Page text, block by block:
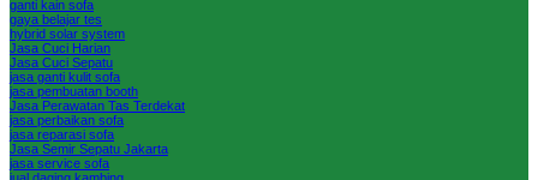
ganti kain sofa
gaya belajar tes
hybrid solar system
Jasa Cuci Harian
Jasa Cuci Sepatu
jasa ganti kulit sofa
jasa pembuatan booth
Jasa Perawatan Tas Terdekat
jasa perbaikan sofa
jasa reparasi sofa
Jasa Semir Sepatu Jakarta
jasa service sofa